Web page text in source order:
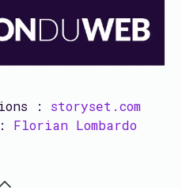
: storyset.com
Florian Lombardo